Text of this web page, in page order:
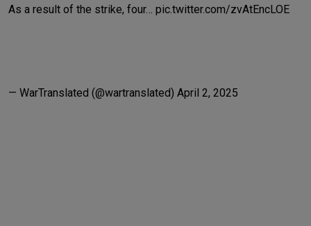
As a result of the strike, four… pic.twitter.com/zvAtEncLOE
— WarTranslated (@wartranslated) April 2, 2025